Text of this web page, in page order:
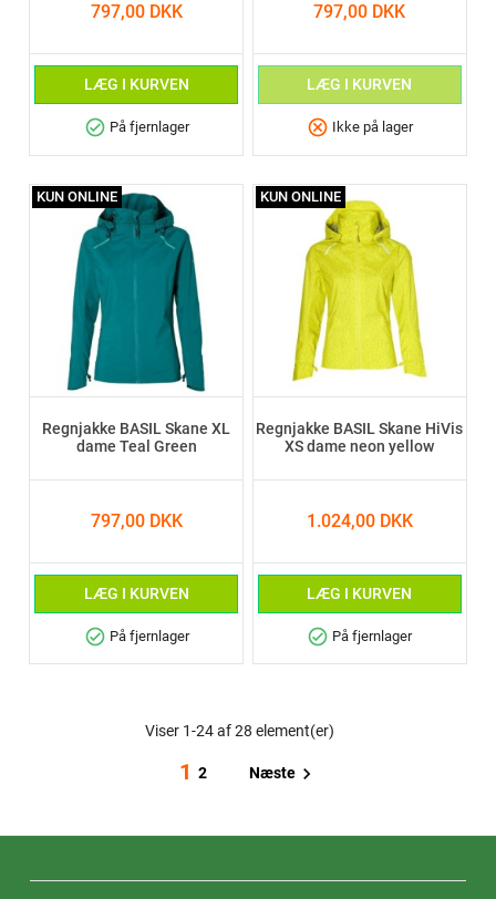
797,00 DKK
LÆG I KURVEN
check_circle På fjernlager
797,00 DKK
LÆG I KURVEN
cancel Ikke på lager
Regnjakke BASIL Skane XL
dame Teal Green
797,00 DKK
LÆG I KURVEN
check_circle På fjernlager
KUN ONLINE
Regnjakke BASIL Skane HiVis
XS dame neon yellow
1.024,00 DKK
LÆG I KURVEN
check_circle På fjernlager
KUN ONLINE
Viser 1-24 af 28 element(er)
1 2 Næste